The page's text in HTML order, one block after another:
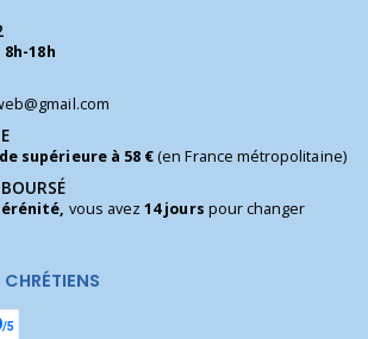
8h-18h
supérieure à 58 €(en France métropolitaine)
vous avez14 jours pour changer